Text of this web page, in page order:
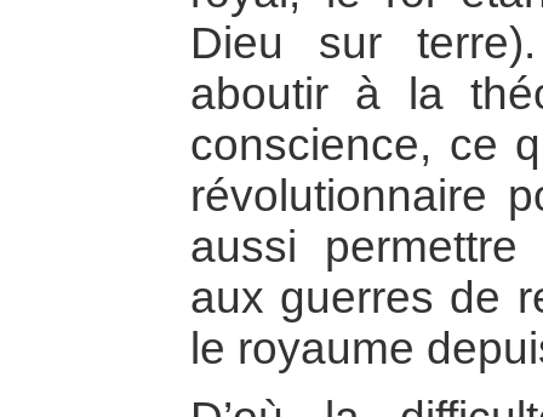
Dieu sur
aboutir à la
conscience, ce
révolutionnaire
aussi
aux guerres de
le royaume